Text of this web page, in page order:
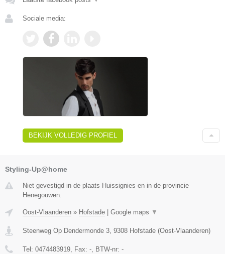
Sociale media:
BEKIJK VOLLEDIG PROFIEL
Styling-Up@home
Niet gevestigd in de plaats Huissignies en in de provincie
Henegouwen.
Oost-Vlaanderen » Hofstade Google maps ▼
Steenweg Op Dendermonde 3, 9308 Hofstade (Oost-Vlaanderen)
Tel: 0474483919, Fax: -, BTW-nr: -